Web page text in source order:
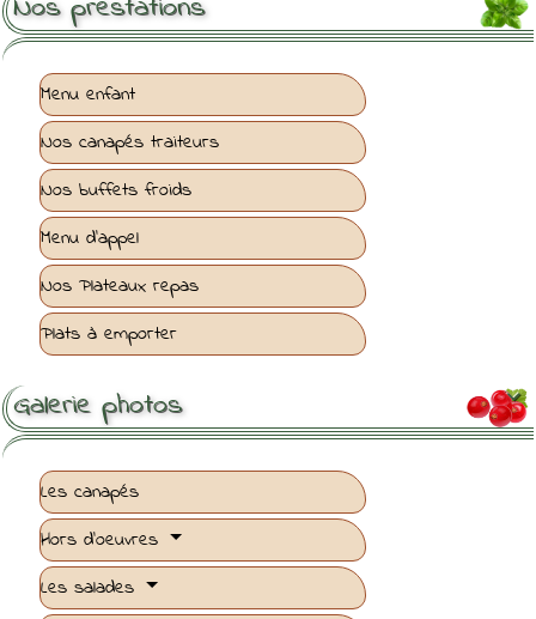
Nos prestations
Menu enfant
Nos canapés traiteurs
Nos buffets froids
Menu d'appel
Nos Plateaux repas
Plats à emporter

Galerie photos
Les canapés
Hors d'oeuvres
Les salades